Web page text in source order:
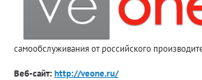
самообслуживания от российского
Веб-сайт:http://veone.ru/